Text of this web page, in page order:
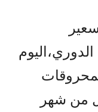
من شهر